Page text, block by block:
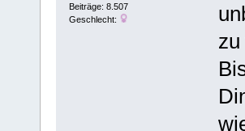
Beiträge: 8.507
Geschlecht:
zu